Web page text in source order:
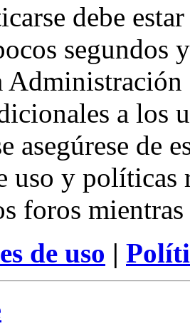
debe
segundos
a los
asegúrese de
uso y políticas
foros
de uso |